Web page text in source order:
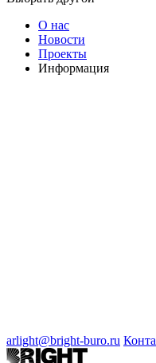
О нас
Новости
Проекты
Информация
arlight@bright-buro.ru